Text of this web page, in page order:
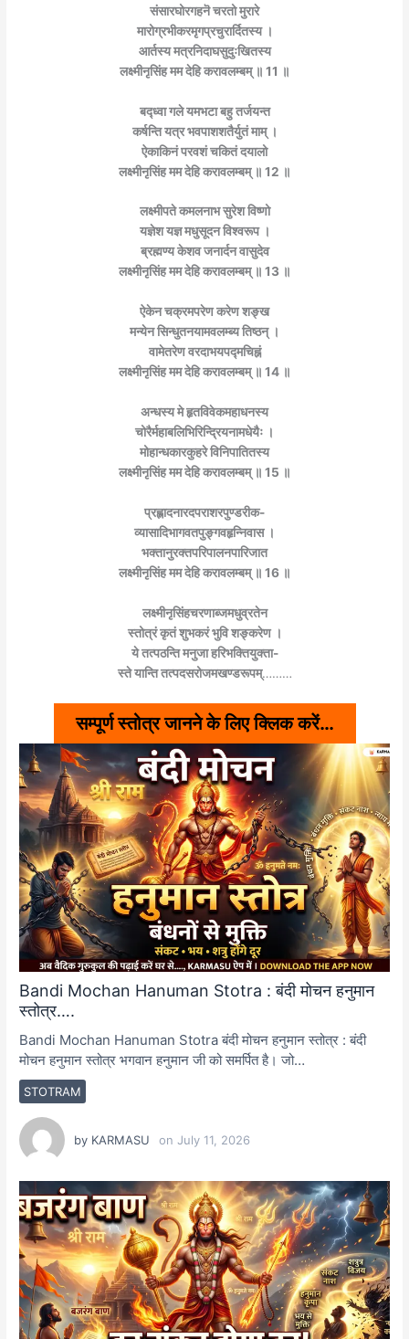
संसारघोरगहनॆ चरतो मुरारे
मारोग्रभीकरमृगप्रचुरार्दितस्य ।
आर्तस्य मत्रनिदाघसुदुःखितस्य
लक्ष्मीनृसिंह मम देहि करावलम्बम् ॥ 11 ॥
बद्ध्वा गले यमभटा बहु तर्जयन्त
कर्षन्ति यत्र भवपाशशतैर्युतं माम् ।
ऐकाकिनं परवशं चकितं दयालो
लक्ष्मीनृसिंह मम देहि करावलम्बम् ॥ 12 ॥
लक्ष्मीपते कमलनाभ सुरेश विष्णो
यज्ञेश यज्ञ मधुसूदन विश्वरूप ।
ब्रह्मण्य केशव जनार्दन वासुदेव
लक्ष्मीनृसिंह मम देहि करावलम्बम् ॥ 13 ॥
ऐकेन चक्रमपरेण करेण शङ्ख
मन्येन सिन्धुतनयामवलम्ब्य तिष्ठन् ।
वामेतरेण वरदाभयपद्मचिह्नं
लक्ष्मीनृसिंह मम देहि करावलम्बम् ॥ 14 ॥
अन्धस्य मे हृतविवेकमहाधनस्य
चोरैर्महाबलिभिरिन्द्रियनामधेयैः ।
मोहान्धकारकुहरे विनिपातितस्य
लक्ष्मीनृसिंह मम देहि करावलम्बम् ॥ 15 ॥
प्रह्लादनारदपराशरपुण्डरीक-
व्यासादिभागवतपुङ्गवहृन्निवास ।
भक्तानुरक्तपरिपालनपारिजात
लक्ष्मीनृसिंह मम देहि करावलम्बम् ॥ 16 ॥
लक्ष्मीनृसिंहचरणाब्जमधुव्रतेन
स्तोत्रं कृतं शुभकरं भुवि शङ्करेण ।
ये तत्पठन्ति मनुजा हरिभक्तियुक्ता-
स्ते यान्ति तत्पदसरोजमखण्डरूपम्………
सम्पूर्ण स्तोत्र जानने के लिए क्लिक करें…
Bandi Mochan Hanuman Stotra : बंदी मोचन हनुमान
स्तोत्र….
STOTRAM
Bandi Mochan Hanuman Stotra बंदी मोचन हनुमान स्तोत्र : बंदी
मोचन हनुमान स्तोत्र भगवान हनुमान जी को समर्पित है। जो…
by KARMASU onJuly 11, 2026